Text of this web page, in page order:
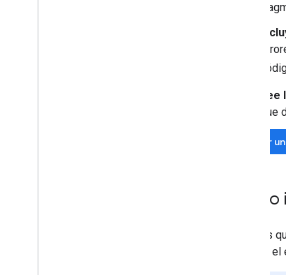
Lee
Hacer
Si crees
informa